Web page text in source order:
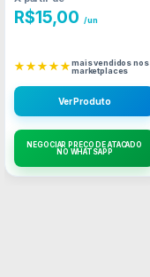
R$15,00 /un
★★★★★mais vendidos nos
marketplaces
Ver Produto
NEGOCIAR PREÇO DE ATACADO
NO WHATSAPP